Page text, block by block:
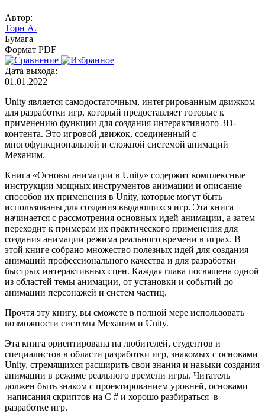
Автор:
Торн А.
Бумага
Формат PDF
Дата выхода:
01.01.2022
Unity является самодостаточным, интегрированным движком
для разработки игр, который предоставляет готовые к
применению функции для создания интерактивного 3D-
контента. Это игровой движок, соединенный с
многофункциональной и сложной системой анимаций
Механим.
Книга «Основы анимации в Unity» содержит комплексные
инструкции мощных инструментов анимации и описание
способов их применения в Unity, которые могут быть
использованы для создания выдающихся игр. Эта книга
начинается с рассмотрения основных идей анимации, а затем
переходит к примерам их практического применения для
создания анимации режима реального времени в играх. В
этой книге собрано множество полезных идей для создания
анимаций профессионального качества и для разработки
быстрых интерактивных сцен. Каждая глава посвящена одной
из областей темы анимации, от установки и событий до
анимации персонажей и систем частиц.
Прочтя эту книгу, вы сможете в полной мере использовать
возможности системы Механим и Unity.
Эта книга ориентирована на любителей, студентов и
специалистов в области разработки игр, знакомых с основами
Unity, стремящихся расширить свои знания и навыки создания
анимации в режиме реального времени игры. Читатель
должен быть знаком с проектированием уровней, основами
написания скриптов на C # и хорошо разбираться в
разработке игр.